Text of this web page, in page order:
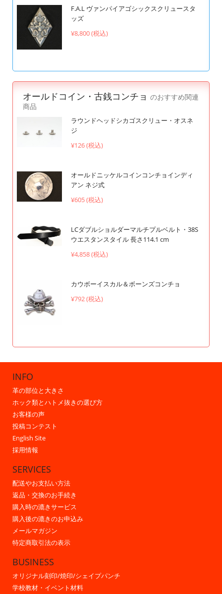
F.A.L ヴァンパイアゴシックスクリュースタ
ッズ
¥8,800 (税込)
オールドコイン・古銭コンチョ のおすすめ関連
商品
ラウンドヘッドシカゴスクリュー・オスネ
ジ
¥126 (税込)
オールドニッケルコインコンチョインディ
アン ネジ式
¥605 (税込)
LCダブルショルダーマルチプルベルト・38S
ウエスタンスタイル 長さ114.1 cm
¥4,858 (税込)
カウボーイスカル＆ボーンズコンチョ
¥792 (税込)
INFO
革の部位と大きさ
ホック類とハトメ抜きの選び方
お客様の声
投稿コンテスト
English Site
採用情報
SERVICES
配送やお支払い方法
返品・交換のお手続き
購入時の漉きサービス
購入後の漉きのお申込み
メールマガジン
特定商取引法の表示
BUSINESS
オリジナル刻印/焼印/シェイプパンチ
学校教材・イベント材料